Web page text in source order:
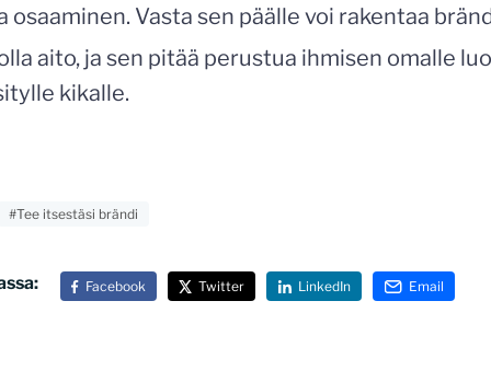
osaaminen. Vasta sen päälle voi rakentaa
aito, ja sen pitää perustua ihmisen omalle
kikalle.
#Tee itsestäsi brändi
Facebook Twitter LinkedIn Email